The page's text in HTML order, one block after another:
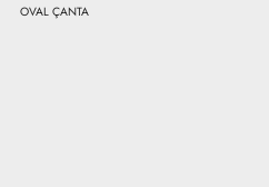
OVAL ÇANTA